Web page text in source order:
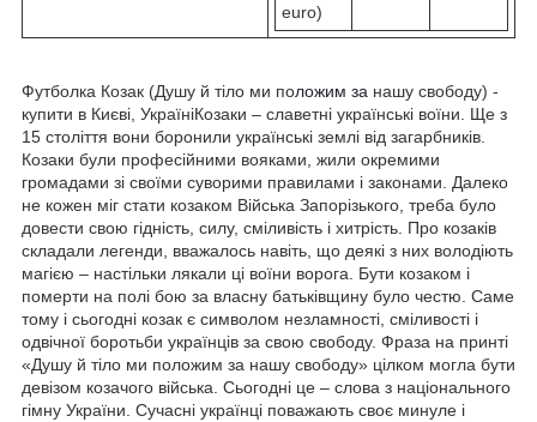
euro)
Футболка Козак (Душу й тіло ми положим за нашу свободу) -
купити в Києві, УкраїніКозаки – славетні українські воїни. Ще з
15 століття вони боронили українські землі від загарбників.
Козаки були професійними вояками, жили окремими
громадами зі своїми суворими правилами і законами. Далеко
не кожен міг стати козаком Війська Запорізького, треба було
довести свою гідність, силу, сміливість і хитрість. Про козаків
складали легенди, вважалось навіть, що деякі з них володіють
магією – настільки лякали ці воїни ворога. Бути козаком і
померти на полі бою за власну батьківщину було честю. Саме
тому і сьогодні козак є символом незламності, сміливості і
одвічної боротьби українців за свою свободу. Фраза на принті
«Душу й тіло ми положим за нашу свободу» цілком могла бути
девізом козачого війська. Сьогодні це – слова з національного
гімну України. Сучасні українці поважають своє минуле і